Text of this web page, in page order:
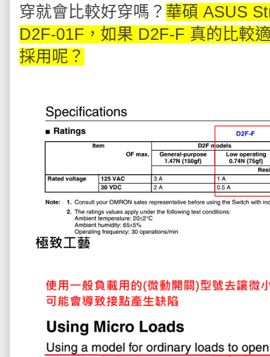
穿就會比較好穿嗎？ 華碩 ASUS
D2F-01F，如果 D2F-F 真的比較
採用呢？